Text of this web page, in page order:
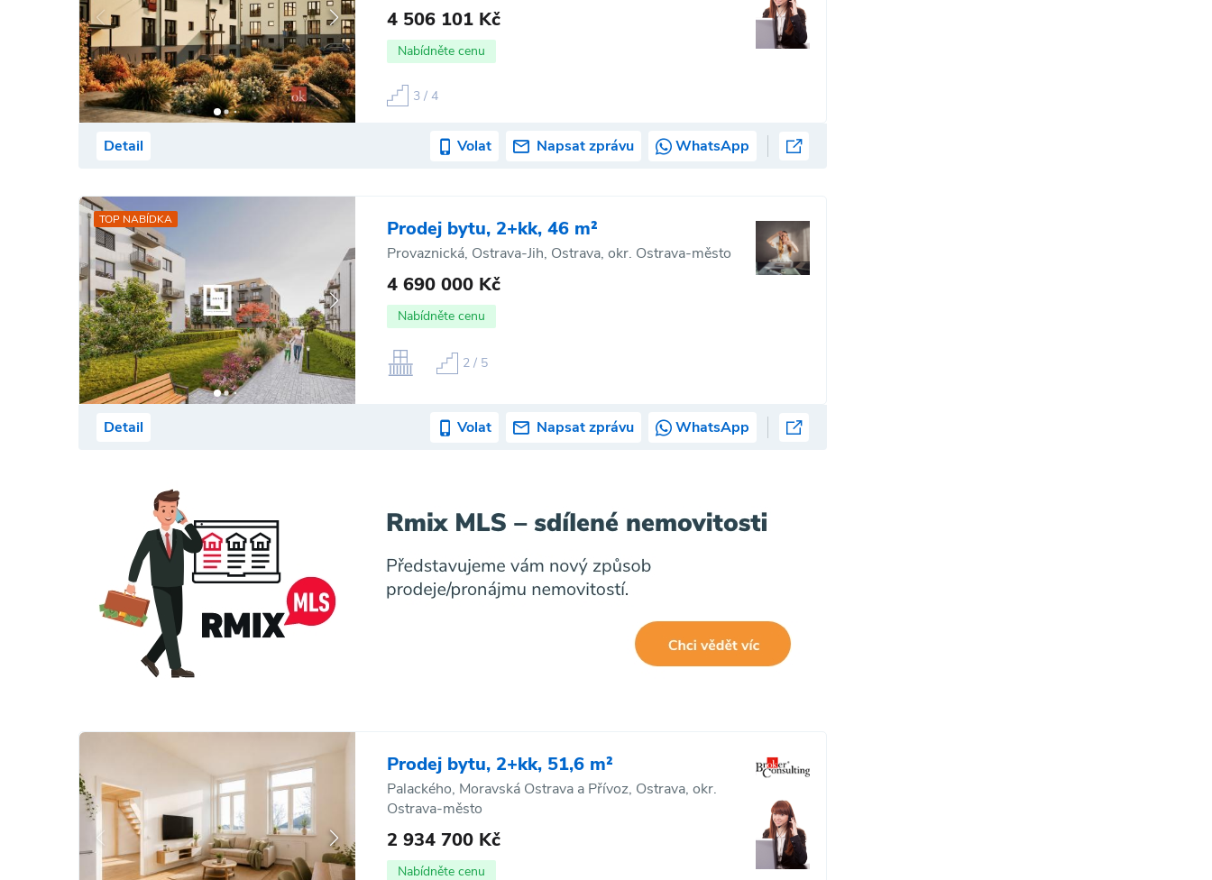
4 506 101 Kč
Nabídněte cenu
3 / 4
Detail Volat Napsat zprávu WhatsApp
TOP NABÍDKA Prodej bytu, 2+kk, 46 m²
Provaznická, Ostrava-Jih, Ostrava, okr. Ostrava-město
4 690 000 Kč
Nabídněte cenu
2 / 5
Detail Volat Napsat zprávu WhatsApp
Prodej bytu, 2+kk, 51,6 m²
Palackého, Moravská Ostrava a Přívoz, Ostrava, okr.
Ostrava-město
2 934 700 Kč
Nabídněte cenu